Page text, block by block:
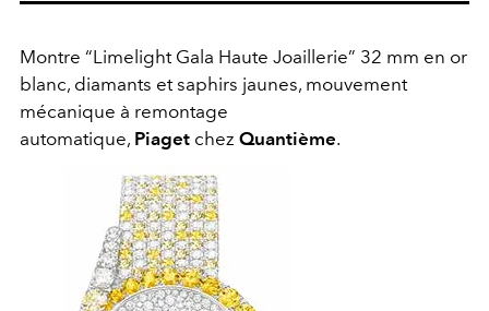
Montre “Limelight Gala Haute Joaillerie” 32 mm en or
blanc, diamants et saphirs jaunes, mouvement
mécanique à remontage
automatique, Piaget chez Quantième.